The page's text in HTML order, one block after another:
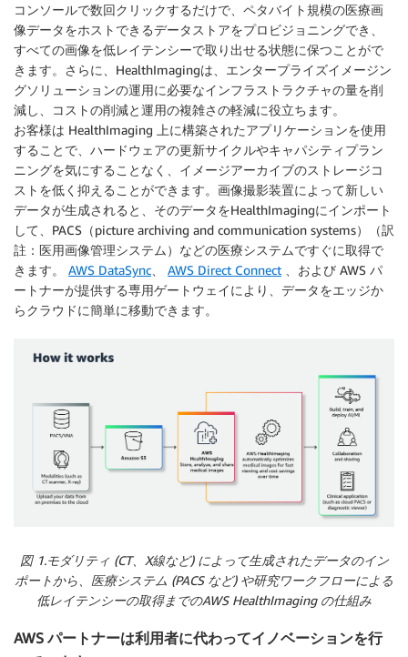
コンソールで数回クリックするだけで、ペタバイト規模の医療画
像データをホストできるデータストアをプロビジョニングでき、
すべての画像を低レイテンシーで取り出せる状態に保つことがで
きます。さらに、HealthImagingは、エンタープライズイメージン
グソリューションの運用に必要なインフラストラクチャの量を削
減し、コストの削減と運用の複雑さの軽減に役立ちます。
お客様は HealthImaging 上に構築されたアプリケーションを使用
することで、ハードウェアの更新サイクルやキャパシティプラン
ニングを気にすることなく、イメージアーカイブのストレージコ
ストを低く抑えることができます。画像撮影装置によって新しい
データが生成されると、そのデータをHealthImagingにインポート
して、PACS（picture archiving and communication systems）（訳
註：医用画像管理システム）などの医療システムですぐに取得で
きます。 AWS DataSync AWS Direct Connect 、および AWS パ
ートナーが提供する専用ゲートウェイにより、データをエッジか
らクラウドに簡単に移動できます。
図 1.モダリティ (CT、X線など) によって生成されたデータのイン
ポートから、医療システム (PACS など) や研究ワークフローによる
低レイテンシーの取得までのAWS HealthImaging の仕組み
AWS パートナーは利用者に代わってイノベーションを行